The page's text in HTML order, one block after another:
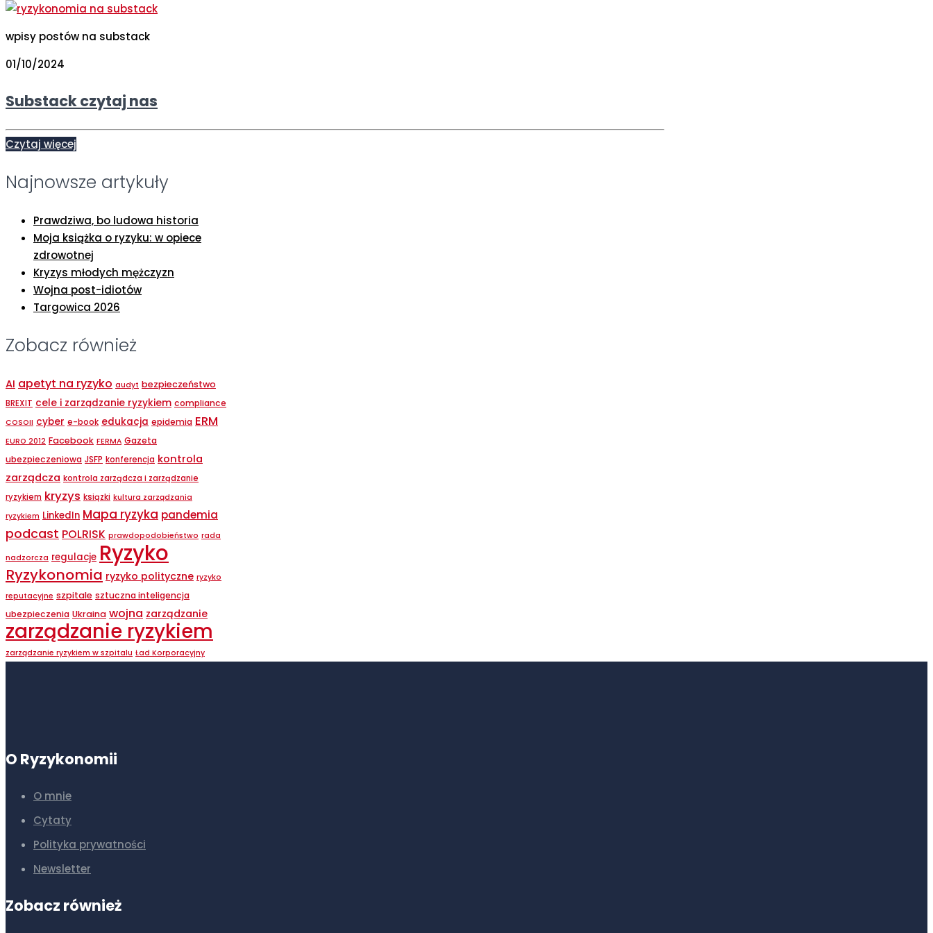
wpisy postów na substack
01/10/2024
Substack czytaj nas
Czytaj więcej
Najnowsze artykuły
Prawdziwa, bo ludowa historia
Moja książka o ryzyku: w opiece
zdrowotnej
Kryzys młodych mężczyzn
Wojna post-idiotów
Targowica 2026
Zobacz również
AI apetyt na ryzyko audyt bezpieczeństwo
BREXIT cele i zarządzanie ryzykiem compliance
COSOII cyber e-book edukacja epidemia ERM
EURO 2012 Facebook FERMA Gazeta
ubezpieczeniowa JSFP konferencja kontrola
zarządcza kontrola zarządcza i zarządzanie
ryzykiem kryzys ksiązki kultura zarządzania
ryzykiem LinkedIn Mapa ryzyka pandemia
podcast POLRISK prawdopodobieństwo rada
nadzorcza regulacje Ryzyko
Ryzykonomia ryzyko polityczne ryzyko
reputacyjne szpitale sztuczna inteligencja
ubezpieczenia Ukraina wojna zarządzanie
zarządzanie ryzykiem
zarządzanie ryzykiem w szpitalu Ład Korporacyjny
O Ryzykonomii
O mnie
Cytaty
Polityka prywatności
Newsletter
Zobacz również